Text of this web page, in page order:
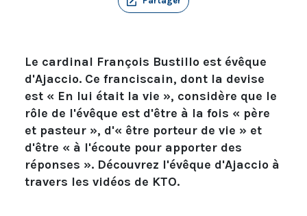
Le cardinal François Bustillo est évêque
d'Ajaccio. Ce franciscain, dont la devise
est « En lui était la vie », considère que le
rôle de l'évêque est d'être à la fois « père
et pasteur », d'« être porteur de vie » et
d'être « à l'écoute pour apporter des
réponses ». Découvrez l'évêque d'Ajaccio à
travers les vidéos de KTO.